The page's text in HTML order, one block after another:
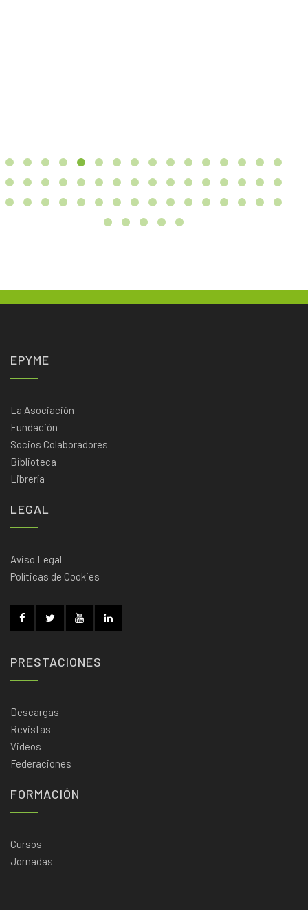
EPYME
La Asociación
Fundación
Socios Colaboradores
Biblioteca
Librería
LEGAL
Aviso Legal
Políticas de Cookies
PRESTACIONES
Descargas
Revistas
Videos
Federaciones
FORMACIÓN
Cursos
Jornadas